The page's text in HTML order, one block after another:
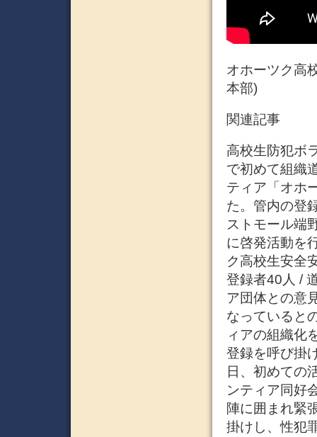
オホーツク高
本部)
関連記事
高校生防犯ボ
で初めて組織
ティア「オホ
た。管内の登
ストモール端
に啓発活動を
ク高校生安全
登録者40人 /
ア団体との意
なっていると
ィアの組織化
登録を呼び掛
日、初めての
ンティア同好
陣に囲まれ緊
掛けし、性犯